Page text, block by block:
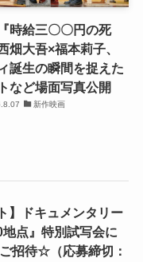
時給三〇〇円の死
畑大吾×福本莉子、
誕生の瞬間を捉えた
など場面写真公開
新作映画
】ドキュメンタリー
点』特別試写会に
招待☆（応募締切：